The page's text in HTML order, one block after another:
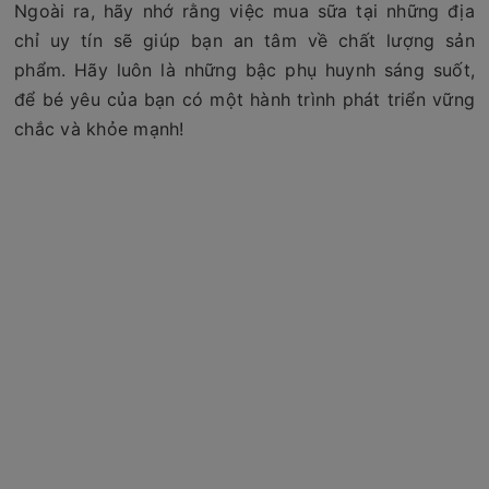
Ngoài ra, hãy nhớ rằng việc mua sữa tại những địa
chỉ uy tín sẽ giúp bạn an tâm về chất lượng sản
phẩm. Hãy luôn là những bậc phụ huynh sáng suốt,
để bé yêu của bạn có một hành trình phát triển vững
chắc và khỏe mạnh!